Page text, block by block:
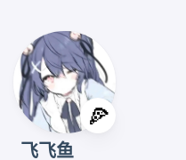
🍕
飞飞鱼